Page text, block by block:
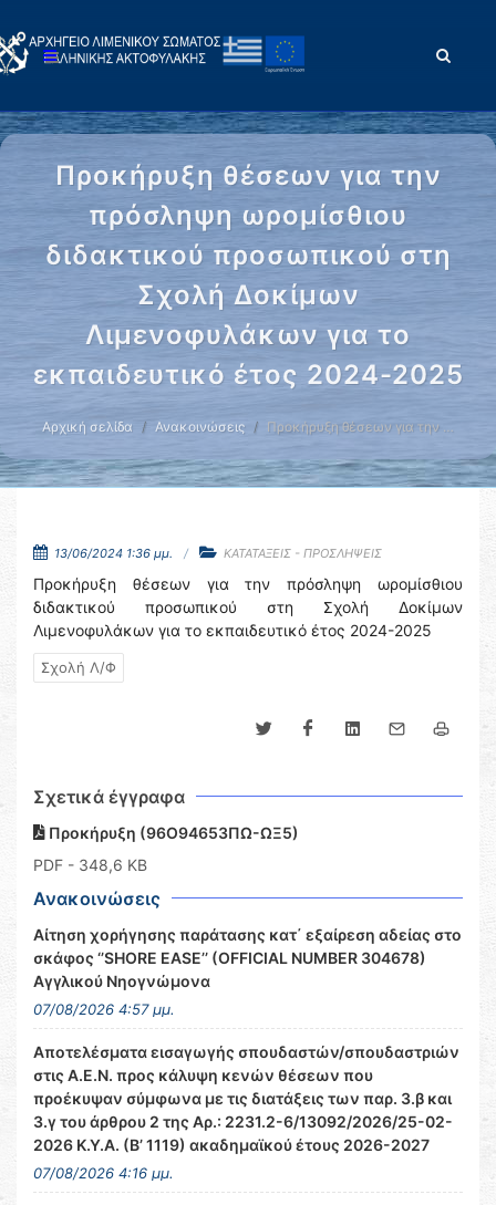
Προκήρυξη θέσεων για την
πρόσληψη ωρομίσθιου
διδακτικού προσωπικού στη
Σχολή Δοκίμων
Λιμενοφυλάκων για το
εκπαιδευτικό έτος 2024-2025
Αρχική σελίδα Ανακοινώσεις Προκήρυξη θέσεων για την …
13/06/2024 1:36 μμ. ΚΑΤΑΤΑΞΕΙΣ - ΠΡΟΣΛΗΨΕΙΣ
Προκήρυξη θέσεων για την πρόσληψη ωρομίσθιου
διδακτικού προσωπικού στη Σχολή Δοκίμων
Λιμενοφυλάκων για το εκπαιδευτικό έτος 2024-2025
Σχολή Λ/Φ
Σχετικά έγγραφα
Προκήρυξη (96Ο94653ΠΩ-ΩΞ5)
PDF - 348,6 KB
Ανακοινώσεις
Αίτηση χορήγησης παράτασης κατ΄ εξαίρεση αδείας στο
σκάφος ‘’SHORE EASE’’ (OFFICIAL NUMBER 304678)
Αγγλικού Νηογνώμονα
07/08/2026 4:57 μμ.
Αποτελέσματα εισαγωγής σπουδαστών/σπουδαστριών
στις Α.Ε.Ν. προς κάλυψη κενών θέσεων που
προέκυψαν σύμφωνα με τις διατάξεις των παρ. 3.β και
3.γ του άρθρου 2 της Αρ.: 2231.2-6/13092/2026/25-02-
2026 Κ.Υ.Α. (Β’ 1119) ακαδημαϊκού έτους 2026-2027
07/08/2026 4:16 μμ.